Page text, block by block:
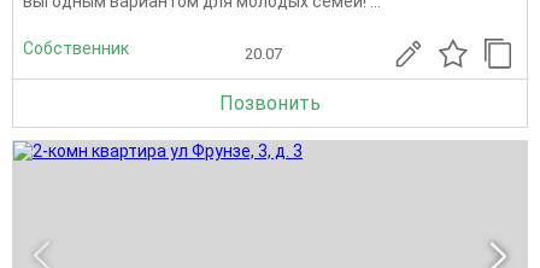
Собственник 20.07
Позвонить